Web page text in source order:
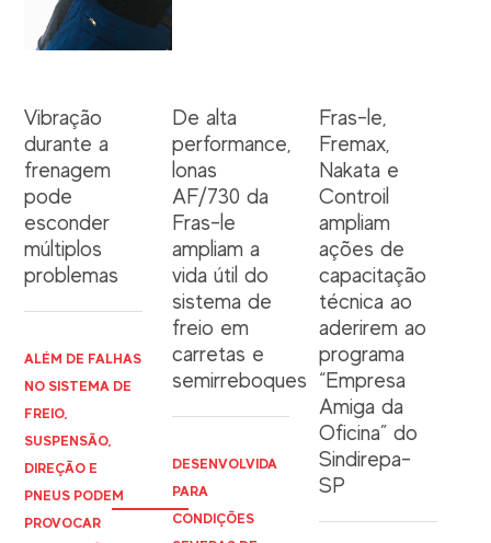
Vibração
durante a
frenagem
pode
esconder
múltiplos
problemas
ALÉM DE FALHAS
NO SISTEMA DE
FREIO,
SUSPENSÃO,
DIREÇÃO E
PNEUS PODEM
PROVOCAR
De alta
performance,
lonas
AF/730 da
Fras-le
ampliam a
vida útil do
sistema de
freio em
carretas e
semirreboques
DESENVOLVIDA
PARA
CONDIÇÕES
Fras-le,
Fremax,
Nakata e
Controil
ampliam
ações de
capacitação
técnica ao
aderirem ao
programa
“Empresa
Amiga da
Oficina” do
Sindirepa-
SP